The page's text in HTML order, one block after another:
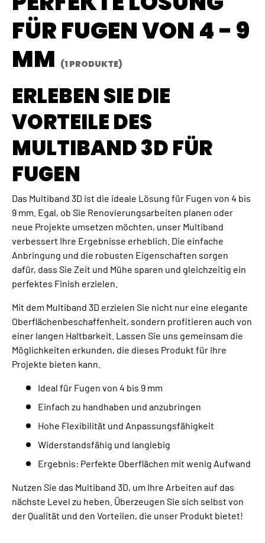
FÜR FUGEN VON 4 - 9
MM (1 PRODUKTE)
ERLEBEN SIE DIE
VORTEILE DES
MULTIBAND 3D FÜR
FUGEN
Das Multiband 3D ist die ideale Lösung für Fugen von 4 bis
9 mm. Egal, ob Sie Renovierungsarbeiten planen oder
neue Projekte umsetzen möchten, unser Multiband
verbessert Ihre Ergebnisse erheblich. Die einfache
Anbringung und die robusten Eigenschaften sorgen
dafür, dass Sie Zeit und Mühe sparen und gleichzeitig ein
perfektes Finish erzielen.
Mit dem Multiband 3D erzielen Sie nicht nur eine elegante
Oberflächenbeschaffenheit, sondern profitieren auch von
einer langen Haltbarkeit. Lassen Sie uns gemeinsam die
Möglichkeiten erkunden, die dieses Produkt für Ihre
Projekte bieten kann.
Ideal für Fugen von 4 bis 9 mm
Einfach zu handhaben und anzubringen
Hohe Flexibilität und Anpassungsfähigkeit
Widerstandsfähig und langlebig
Ergebnis: Perfekte Oberflächen mit wenig Aufwand
Nutzen Sie das Multiband 3D, um Ihre Arbeiten auf das
nächste Level zu heben. Überzeugen Sie sich selbst von
der Qualität und den Vorteilen, die unser Produkt bietet!